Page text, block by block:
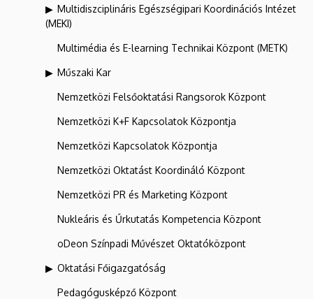
Multidiszciplináris Egészségipari Koordinációs Intézet
(MEKI)
Multimédia és E-learning Technikai Központ (METK)
Műszaki Kar
Nemzetközi Felsőoktatási Rangsorok Központ
Nemzetközi K+F Kapcsolatok Központja
Nemzetközi Kapcsolatok Központja
Nemzetközi Oktatást Koordináló Központ
Nemzetközi PR és Marketing Központ
Nukleáris és Űrkutatás Kompetencia Központ
oDeon Színpadi Művészet Oktatóközpont
Oktatási Főigazgatóság
Pedagógusképző Központ